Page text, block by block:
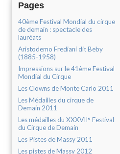
Pages
40ème Festival Mondial du cirque
de demain : spectacle des
lauréats
Aristodemo Frediani dit Beby
(1885-1958)
Impressions sur le 41ème Festival
Mondial du Cirque
Les Clowns de Monte Carlo 2011
Les Médailles du cirque de
Demain 2011
Les médailles du XXXVII° Festival
du Cirque de Demain
Les Pistes de Massy 2011
Les pistes de Massy 2012